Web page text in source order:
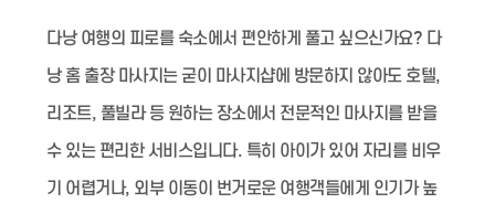
다낭 여행의 피로를 숙소에서 편안하게 풀고 싶으신가요? 다
낭 홈 출장 마사지는 굳이 마사지샵에 방문하지 않아도 호텔,
리조트, 풀빌라 등 원하는 장소에서 전문적인 마사지를 받을
수 있는 편리한 서비스입니다. 특히 아이가 있어 자리를 비우
기 어렵거나, 외부 이동이 번거로운 여행객들에게 인기가 높